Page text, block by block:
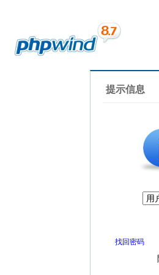
提示信息
找回密码